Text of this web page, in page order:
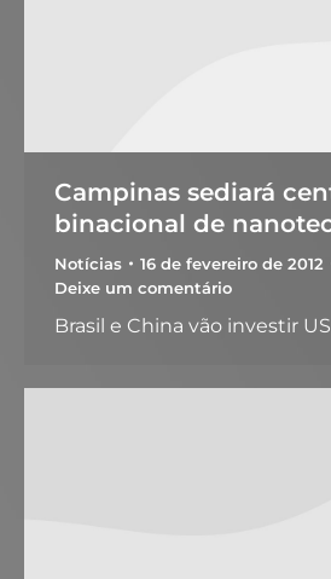
Campinas sediará
binacional de
Notícias
16 de fevereiro de 2012
Deixe um comentário
Brasil e China vão investir